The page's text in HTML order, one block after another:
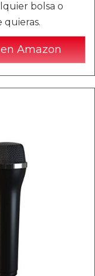
bolsa o
Amazon